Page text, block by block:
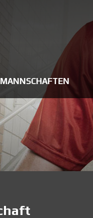
MANNSCHAFTEN